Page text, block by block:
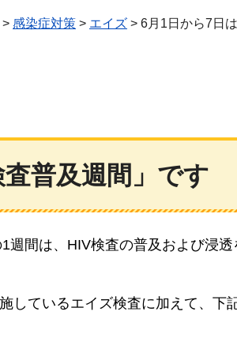
> 感染症対策 > エイズ > 6月1日から7日
普及週間」です
週間は、HIV検査の普及および浸
しているエイズ検査に加えて、下